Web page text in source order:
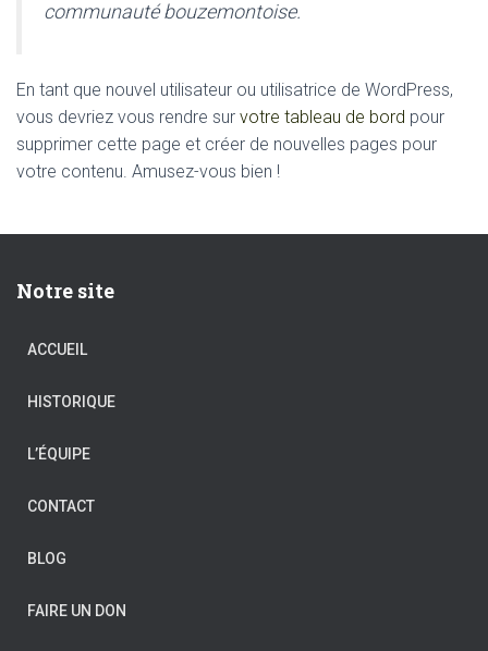
communauté bouzemontoise.
En tant que nouvel utilisateur ou utilisatrice de WordPress,
vous devriez vous rendre sur votre tableau de bord pour
supprimer cette page et créer de nouvelles pages pour
votre contenu. Amusez-vous bien !
Notre site
ACCUEIL
HISTORIQUE
L’ÉQUIPE
CONTACT
BLOG
FAIRE UN DON